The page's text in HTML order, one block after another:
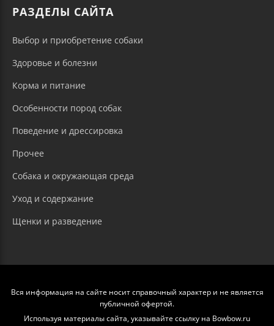
РАЗДЕЛЫ САЙТА
Выбор и приобретение собаки
Здоровье и болезни
Корма и питание
Особенности пород собак
Поведение и дрессировка
Прочее
Собака и окружающая среда
Уход и содержание
Щенки и разведение
Вся информация на сайте носит справочный характер и не является
публичной офертой.
Используя материалы сайта, указывайте ссылку на Bowbow.ru